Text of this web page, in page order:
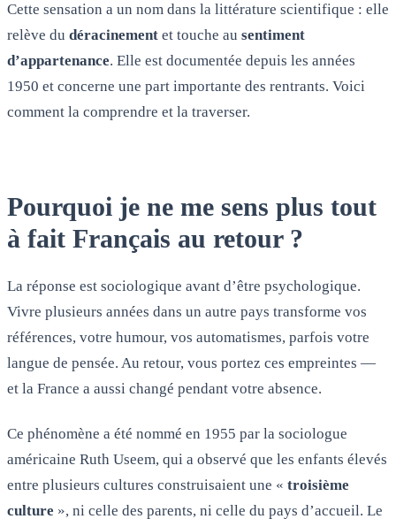
Cette sensation a un nom dans la littérature scientifique : elle
relève du déracinement et touche au sentiment
d’appartenance. Elle est documentée depuis les années
1950 et concerne une part importante des rentrants. Voici
comment la comprendre et la traverser.
Pourquoi je ne me sens plus tout
à fait Français au retour ?
La réponse est sociologique avant d’être psychologique.
Vivre plusieurs années dans un autre pays transforme vos
références, votre humour, vos automatismes, parfois votre
langue de pensée. Au retour, vous portez ces empreintes —
et la France a aussi changé pendant votre absence.
Ce phénomène a été nommé en 1955 par la sociologue
américaine Ruth Useem, qui a observé que les enfants élevés
entre plusieurs cultures construisaient une « troisième
culture », ni celle des parents, ni celle du pays d’accueil. Le